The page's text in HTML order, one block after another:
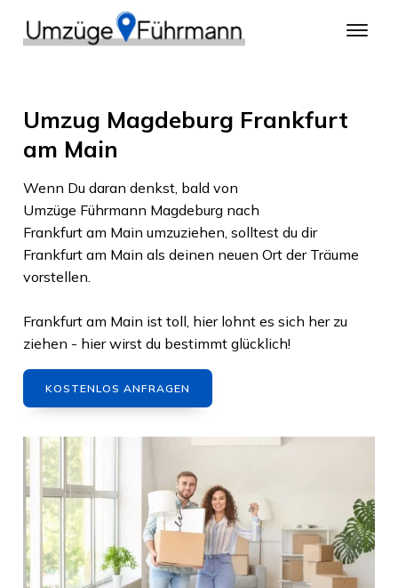
Umzug Magdeburg Frankfurt
am Main
Wenn Du daran denkst, bald von
Umzüge Führmann Magdeburgnach
Frankfurt am Main umzuziehen, solltest du dir
Frankfurt am Main als deinen neuen Ort der Träume
vorstellen.
Frankfurt am Main ist toll, hier lohnt es sich her zu
ziehen - hier wirst du bestimmt glücklich!
KOSTENLOS ANFRAGEN